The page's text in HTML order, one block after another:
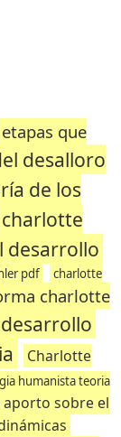
etapas que
desalloro
de los
charlotte
desarrollo
pdf
charlotte
charlotte
Charlotte
humanista teoria
aporto sobre el